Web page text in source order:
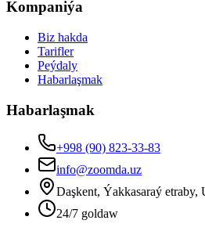
Kompaniýa
Biz hakda
Tarifler
Peýdaly
Habarlaşmak
Habarlaşmak
+998 (90) 823-33-83
info@zoomda.uz
Daşkent, Ýakkasaraý etraby,
24/7 goldaw